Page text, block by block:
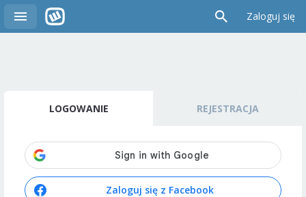
Zaloguj się
LOGOWANIE REJESTRACJA
Zaloguj się z Facebook